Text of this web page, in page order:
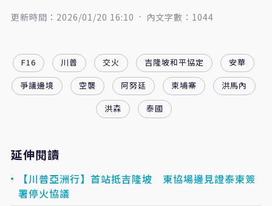
更新時間：2026/01/20 16:10 內文字數：1044
F16 川普 交火 吉隆坡和平協定
安華
爭議邊境
空襲 阿努廷 柬埔寨
洪馬內
洪森
泰國
延伸閱讀
【川普亞洲行】首站抵吉隆坡 東協場邊見證泰柬簽
署停火協議